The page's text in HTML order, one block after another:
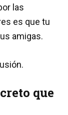
las
es que tu
amigas.
que